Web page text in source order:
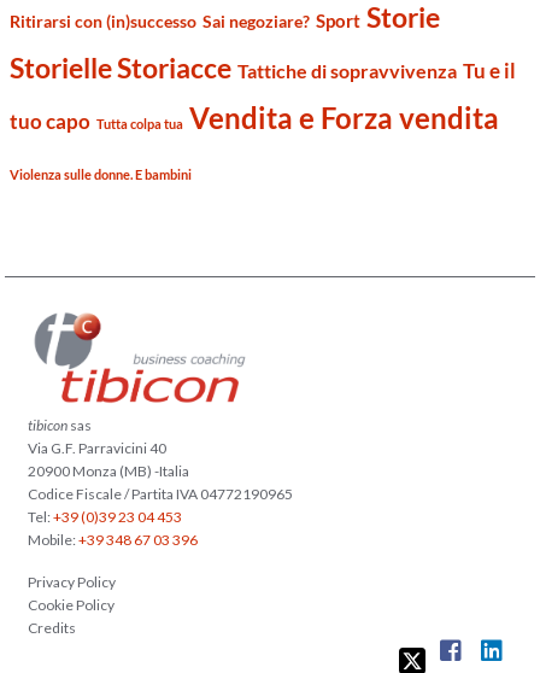
Ritirarsi con (in)successo Sai negoziare? Sport Storie
Storielle Storiacce Tattiche di sopravvivenza Tu e il
tuo capo Tutta colpa tua Vendita e Forza vendita
Violenza sulle donne. E bambini
tibicon sas
Via G.F. Parravicini 40
20900 Monza (MB) -Italia
Codice Fiscale / Partita IVA 04772190965
Tel:+39 (0)39 23 04 453
Mobile:+39 348 67 03 396
Privacy Policy
Cookie Policy
Credits